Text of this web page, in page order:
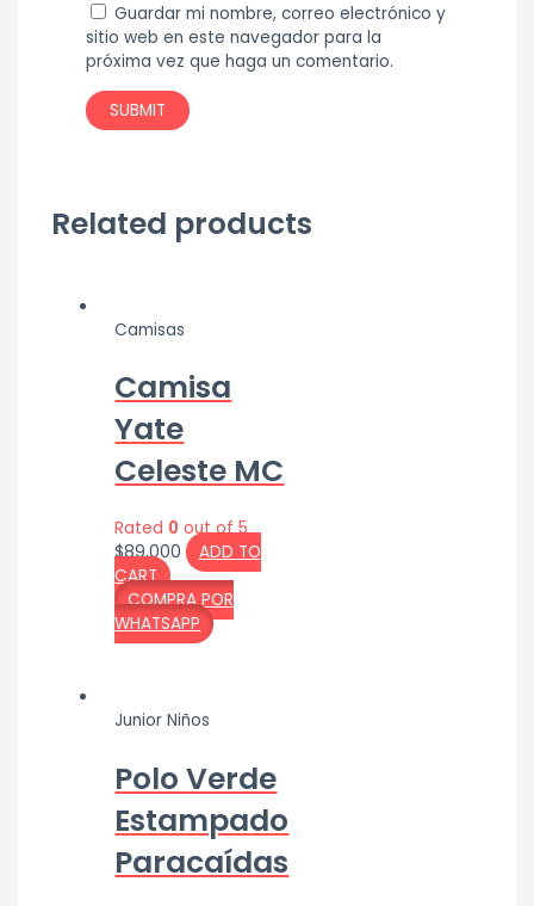
Guardar mi nombre, correo electrónico y
sitio web en este navegador para la
próxima vez que haga un comentario.
Related products
Camisas
Camisa
Yate
Celeste MC
Rated 0 out of 5
$89,000
ADD TO
CART
COMPRA POR
WHATSAPP
Junior Niños
Polo Verde
Estampado
Paracaídas